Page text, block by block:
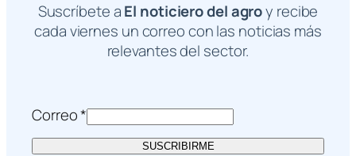
Suscríbete aEl noticiero del agroy recibe
cada viernes un correo con las noticias más
relevantes del sector.
Correo*
SUSCRIBIRME